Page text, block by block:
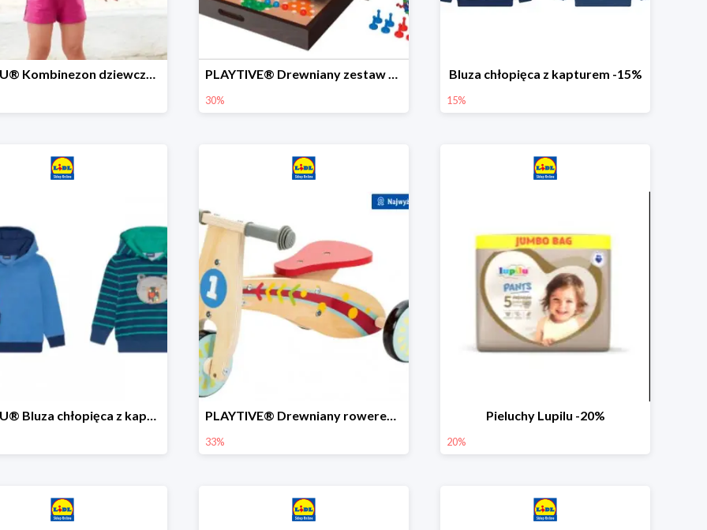
LUPILU® Kombinezon dziewczęcy z bawełny PLAYTIVE® Drewniany zestaw gier 10 w 1
30%
Bluza chłopięca z kapturem -15%
15%
LUPILU® Bluza chłopięca z kapturem PLAYTIVE® Drewniany rowerek biegowy -33%
33%
Pieluchy Lupilu -20%
20%